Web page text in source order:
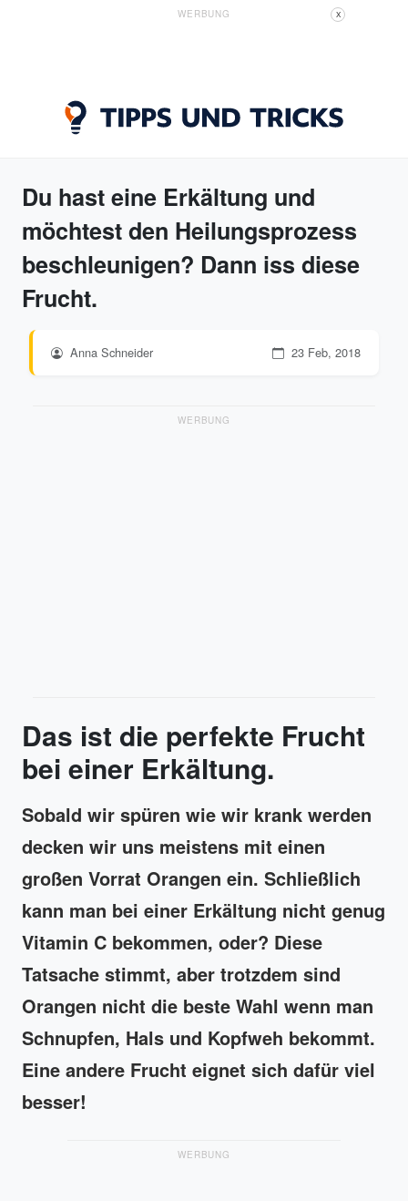
WERBUNG X
Du hast eine Erkältung und
möchtest den Heilungsprozess
beschleunigen? Dann iss diese
Frucht.
Anna Schneider 23 Feb, 2018
WERBUNG
Das ist die perfekte Frucht
bei einer Erkältung.
Sobald wir spüren wie wir krank werden
decken wir uns meistens mit einen
großen Vorrat Orangen ein. Schließlich
kann man bei einer Erkältung nicht genug
Vitamin C bekommen, oder? Diese
Tatsache stimmt, aber trotzdem sind
Orangen nicht die beste Wahl wenn man
Schnupfen, Hals und Kopfweh bekommt.
Eine andere Frucht eignet sich dafür viel
besser!
WERBUNG